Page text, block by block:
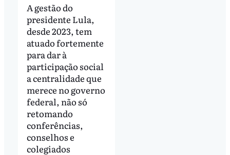
A gestão do
presidente Lula,
desde 2023, tem
atuado fortemente
para dar à
participação social
a centralidade que
merece no governo
federal, não só
retomando
conferências,
conselhos e
colegiados